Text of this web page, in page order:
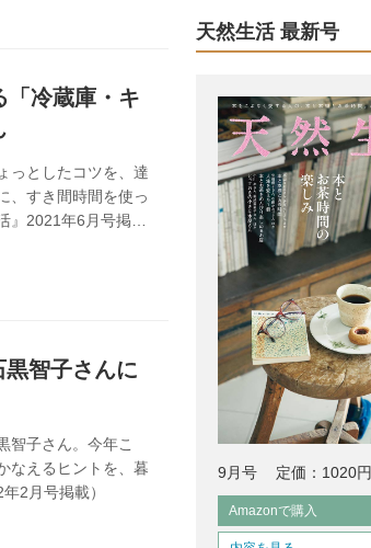
「冷蔵庫・キ
っとしたコツを、達
、すき間時間を使っ
』2021年6月号掲
智子さんに
智子さん。今年こ
なえるヒントを、暮
2月号掲載）
天然生活 最新号
9月号 定価：1020円
Amazonで購入